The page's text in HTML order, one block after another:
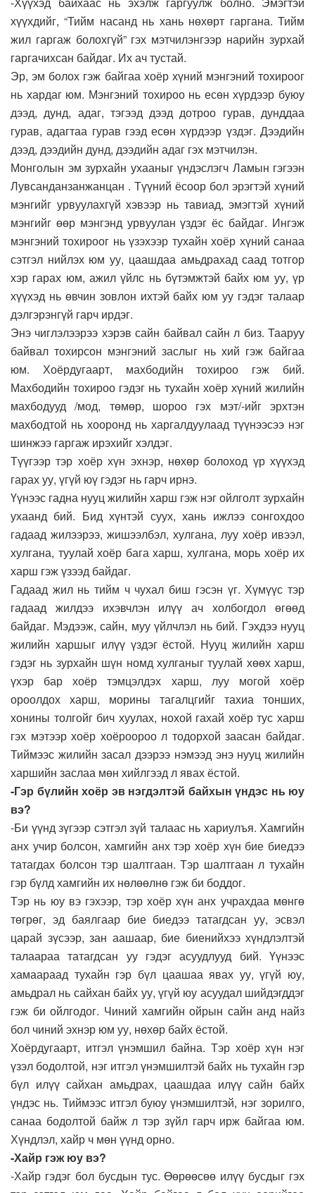
хүүхдийг, “Тийм насанд нь хань нөхөрт гаргана. Тийм
жил гаргаж болохгүй” гэх мэтчилэнгээр нарийн зурхай
гаргачихсан байдаг. Их ач тустай.
Эр, эм болох гэж байгаа хоёр хүний мэнгэний тохироог
нь хардаг юм. Мэнгэний тохироо нь есөн хүрдээр буюу
дээд, дунд, адаг, тэгээд дээд дотроо гурав, дунддаа
гурав, адагтаа гурав гээд есөн хүрдээр үздэг. Дээдийн
дээд, дээдийн дунд, дээдийн адаг гэх мэтчилэн.
Монголын эм зурхайн ухааныг үндэслэгч Ламын гэгээн
Лувсанданзанжанцан . Түүний ёсоор бол эрэгтэй хүний
мэнгийг урвуулахгүй хэвээр нь тавиад, эмэгтэй хүний
мэнгийг өөр мэнгэнд урвуулан үздэг ёс байдаг. Ингэж
мэнгэний тохироог нь үзэхээр тухайн хоёр хүний санаа
сэтгэл нийлэх юм уу, цаашдаа амьдрахад саад тотгор
хэр гарах юм, ажил үйлс нь бүтэмжтэй байх юм уу, үр
хүүхэд нь өвчин зовлон ихтэй байх юм уу гэдэг талаар
дэлгэрэнгүй гарч ирдэг.
Энэ чиглэлээрээ хэрэв сайн байвал сайн л биз. Тааруу
байвал тохирсон мэнгэний заслыг нь хий гэж байгаа
юм. Хоёрдугаарт, махбодийн тохироо гэж бий.
Махбодийн тохироо гэдэг нь тухайн хоёр хүний жилийн
махбодууд /мод, төмөр, шороо гэх мэт/-ийг эрхтэн
махбодтой нь хооронд нь харгалдуулаад түүнээсээ нэг
шинжээ гаргаж ирэхийг хэлдэг.
Түүгээр тэр хоёр хүн эхнэр, нөхөр болоход үр хүүхэд
гарах уу, үгүй юү гэдэг нь гарч ирнэ.
Үүнээс гадна нууц жилийн харш гэж нэг ойлголт зурхайн
ухаанд бий. Бид хүнтэй суух, хань ижлээ сонгохдоо
гадаад жилээрээ, жишээлбэл, хулгана, луу хоёр ивээл,
хулгана, туулай хоёр бага харш, хулгана, морь хоёр их
харш гэж үзээд байдаг.
Гадаад жил нь тийм ч чухал биш гэсэн үг. Хүмүүс тэр
гадаад жилдээ ихэвчлэн илүү ач холбогдол өгөөд
байдаг. Мэдээж, сайн, муу үйлчлэл нь бий. Гэхдээ нууц
жилийн харшыг илүү үздэг ёстой. Нууц жилийн харш
гэдэг нь зурхайн шүн номд хулганыг туулай хөөх харш,
үхэр бар хоёр тэмцэлдэх харш, луу могой хоёр
ороолдох харш, морины тагалцгийг тахиа тонших,
хонины толгойг бич хуулах, нохой гахай хоёр тус харш
гэх мэтээр хоёр хоёроороо л тодорхой заасан байдаг.
Тиймээс жилийн засал дээрээ нэмээд энэ нууц жилийн
харшийн заслаа мөн хийлгээд л явах ёстой.
-Гэр бүлийн хоёр эв нэгдэлтэй байхын үндэс нь юу
вэ?
-Би үүнд зүгээр сэтгэл зүй талаас нь хариулъя. Хамгийн
анх учир болсон, хамгийн анх тэр хоёр хүн бие биедээ
татагдах болсон тэр шалтгаан. Тэр шалтгаан л тухайн
гэр бүлд хамгийн их нөлөөлнө гэж би боддог.
Тэр нь юу вэ гэхээр, тэр хоёр хүн анх учрахдаа мөнгө
төгрөг, эд баялгаар бие биедээ татагдсан уу, эсвэл
царай зүсээр, зан аашаар, бие биенийхээ хүндлэлтэй
талаараа татагдсан уу гэдэг асуудлууд бий. Үүнээс
хамаараад тухайн гэр бүл цаашаа явах уу, үгүй юу,
амьдрал нь сайхан байх уу, үгүй юу асуудал шийдэгддэг
гэж би ойлгодог. Чиний хамгийн ойрын сайн анд найз
бол чиний эхнэр юм уу, нөхөр байх ёстой.
Хоёрдугаарт, итгэл үнэмшил байна. Тэр хоёр хүн нэг
үзэл бодолтой, нэг итгэл үнэмшилтэй байх нь тухайн гэр
бүл илүү сайхан амьдрах, цаашдаа илүү сайн байх
үндэс нь. Тиймээс итгэл буюу үнэмшилтэй, нэг зорилго,
санаа бодолтой байж л тэр зүйл гарч ирж байгаа юм.
Хүндлэл, хайр ч мөн үүнд орно.
-Хайр гэж юу вэ?
-Хайр гэдэг бол бусдын тус. Өөрөөсөө илүү бусдыг гэх